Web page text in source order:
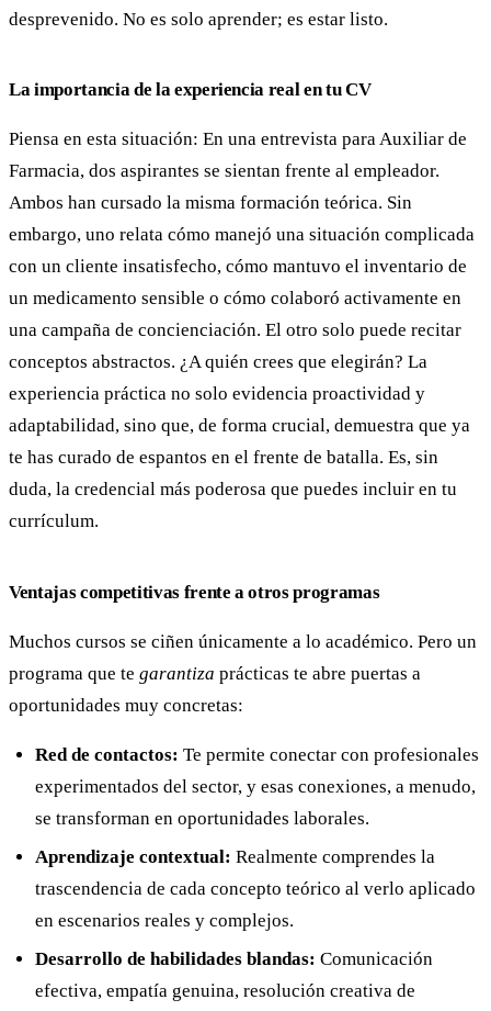
desprevenido. No es solo aprender; es estar listo.
La importancia de la experiencia real en tu CV
Piensa en esta situación: En una entrevista para Auxiliar de
Farmacia, dos aspirantes se sientan frente al empleador.
Ambos han cursado la misma formación teórica. Sin
embargo, uno relata cómo manejó una situación complicada
con un cliente insatisfecho, cómo mantuvo el inventario de
un medicamento sensible o cómo colaboró activamente en
una campaña de concienciación. El otro solo puede recitar
conceptos abstractos. ¿A quién crees que elegirán? La
experiencia práctica no solo evidencia proactividad y
adaptabilidad, sino que, de forma crucial, demuestra que ya
te has curado de espantos en el frente de batalla. Es, sin
duda, la credencial más poderosa que puedes incluir en tu
currículum.
Ventajas competitivas frente a otros programas
Muchos cursos se ciñen únicamente a lo académico. Pero un
programa que te garantiza prácticas te abre puertas a
oportunidades muy concretas:
Red de contactos: Te permite conectar con profesionales
experimentados del sector, y esas conexiones, a menudo,
se transforman en oportunidades laborales.
Aprendizaje contextual: Realmente comprendes la
trascendencia de cada concepto teórico al verlo aplicado
en escenarios reales y complejos.
Desarrollo de habilidades blandas: Comunicación
efectiva, empatía genuina, resolución creativa de